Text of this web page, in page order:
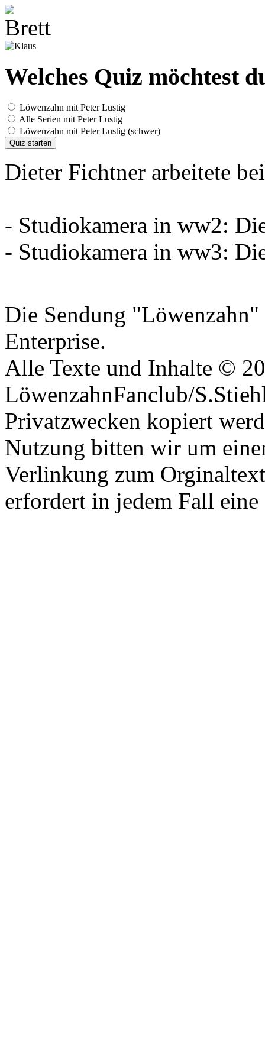
Welches Quiz möchtest
Löwenzahn mit Peter Lustig
Alle Serien mit Peter Lustig
Löwenzahn mit Peter Lustig (schwer)
Quiz starten
Dieter Fichtner arbeitete
- Studiokamera in ww2:
- Studiokamera in ww3:
Die Sendung
Enterprise.
Alle Texte und Inhalte ©
LöwenzahnFanclub/
Privatzwecken kopiert
Nutzung bitten wir um
Verlinkung zum
erfordert in jedem Fall